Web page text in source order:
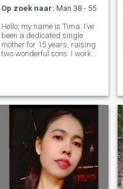
Op zoek naar: Man 38 - 55
Hello, my name is Tima. I’ve
been a dedicated single
mother for 15 years, raising
two wonderful sons. I work
meals, keeping my home tidy,
stayi